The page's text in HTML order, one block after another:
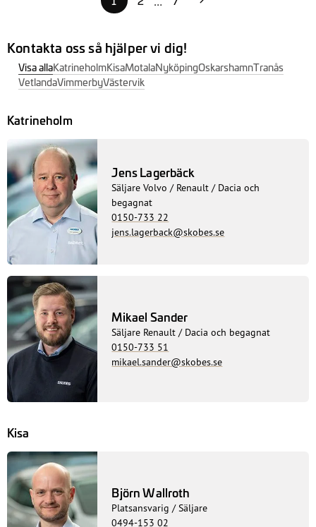
Kontakta oss så hjälper vi dig!
Visa allaKatrineholmKisaMotalaNyköpingOskarshamnTranås
VetlandaVimmerbyVästervik
Katrineholm
Jens Lagerbäck
Säljare Volvo / Renault / Dacia och
begagnat
0150-733 22
jens.lagerback@skobes.se
Mikael Sander
Säljare Renault / Dacia och begagnat
0150-733 51
mikael.sander@skobes.se
Kisa
Björn Wallroth
Platsansvarig / Säljare
0494-153 02